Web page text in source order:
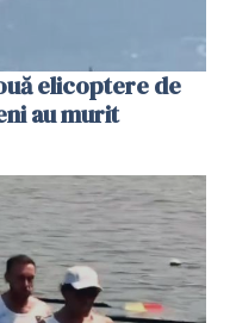
elicoptere de
au murit